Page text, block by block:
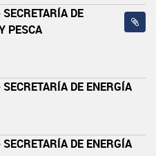
DE
PESCA
DE ENERGÍA
DE ENERGÍA